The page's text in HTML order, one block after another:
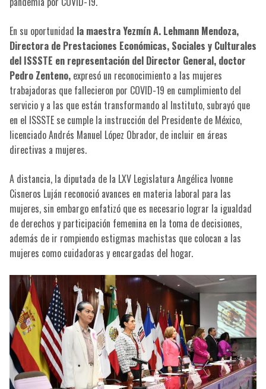
En su oportunidad la maestra Yezmín A. Lehmann Mendoza,
Directora de Prestaciones Económicas, Sociales y Culturales
del ISSSTE en representación del Director General, doctor
Pedro Zenteno,expresó un reconocimiento a las mujeres
trabajadoras que fallecieron por COVID-19 en cumplimiento del
servicio y a las que están transformando al Instituto, subrayó que
en el ISSSTE se cumple la instrucción del Presidente de México,
licenciado Andrés Manuel López Obrador, de incluir en áreas
directivas a mujeres.
A distancia, la diputada de la LXV Legislatura Angélica Ivonne
Cisneros Luján reconoció avances en materia laboral para las
mujeres, sin embargo enfatizó que es necesario lograr la igualdad
de derechos y participación femenina en la toma de decisiones,
además de ir rompiendo estigmas machistas que colocan a las
mujeres como cuidadoras y encargadas del hogar.